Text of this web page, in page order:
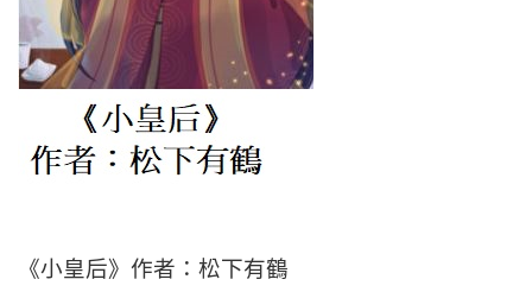
《小皇后》作者：松下有鶴